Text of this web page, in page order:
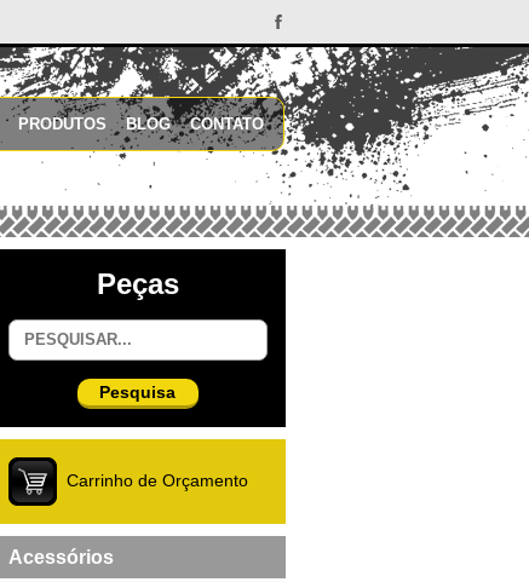
PRODUTOS BLOG CONTATO
Peças
Pesquisa
Carrinho de Orçamento
Acessórios